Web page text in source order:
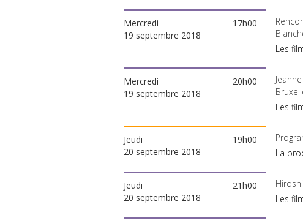
17h00
Mercredi
19 septembre 2018
Les
20h00
Mercredi
19 septembre 2018
Les
19h00
Jeudi
20 septembre 2018
La
21h00
Jeudi
20 septembre 2018
Les